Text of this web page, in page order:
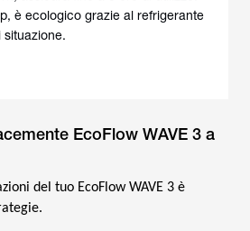
è ecologico grazie al refrigerante
EcoFlow WAVE 3 a
del tuo EcoFlow WAVE 3 è